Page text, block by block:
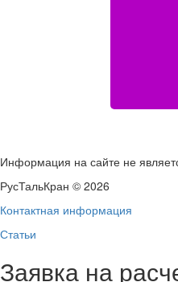
Информация на сайте не
РусТальКран © 2026
Контактная информация
Статьи
Заявка на